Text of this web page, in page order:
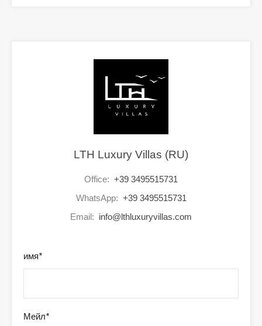
LTH Luxury Villas (RU)
Office: +39 3495515731
WhatsApp: +39 3495515731
Email: info@lthluxuryvillas.com
имя*
Мейл*